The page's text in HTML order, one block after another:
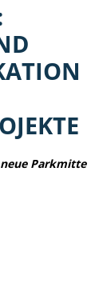
Parkmitte